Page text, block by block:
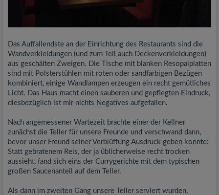
Das Auffallendste an der Einrichtung des Restaurants sind die
Wandverkleidungen (und zum Teil auch Deckenverkleidungen)
aus geschälten Zweigen. Die Tische mit blanken Resopalplatten
sind mit Polsterstühlen mit roten oder sandfarbigen Bezügen
kombiniert, einige Wandlampen erzeugen ein recht gemütliches
Licht. Das Haus macht einen sauberen und gepflegten Eindruck,
diesbezüglich ist mir nichts Negatives aufgefallen.
Nach angemessener Wartezeit brachte einer der Kellner
zunächst die Teller für unsere Freunde und verschwand dann,
bevor unser Freund seiner Verblüffung Ausdruck geben konnte:
Statt gebratenem Reis, der ja üblicherweise recht trocken
aussieht, fand sich eins der Currygerichte mit dem typischen
großen Saucenanteil auf dem Teller.
Als dann im zweiten Gang unsere Teller serviert wurden,